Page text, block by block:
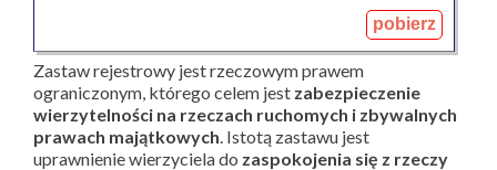
pobierz
Zastaw rejestrowy jest rzeczowym prawem
ograniczonym, którego celem jest zabezpieczenie
wierzytelności na rzeczach ruchomych i zbywalnych
prawach majątkowych. Istotą zastawu jest
uprawnienie wierzyciela do zaspokojenia się z rzeczy